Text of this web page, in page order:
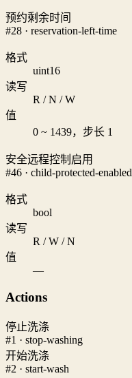
预约剩余时间
#28 · reservation-left-time
格式
uint16
读写
R / N / W
值
0 ~ 1439，步长 1
安全远程控制启用
#46 · child-protected-enabled
格式
bool
读写
R / W / N
值
—
Actions
停止洗涤
#1 · stop-washing
开始洗涤
#2 · start-wash